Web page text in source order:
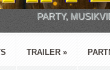
PARTY,
TRAILER »